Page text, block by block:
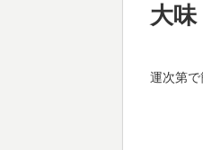
大味
運次第で